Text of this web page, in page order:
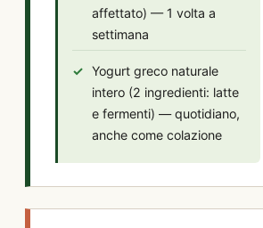
affettato) — 1 volta a
settimana
Yogurt greco naturale
intero (2 ingredienti: latte
e fermenti) — quotidiano,
anche come colazione